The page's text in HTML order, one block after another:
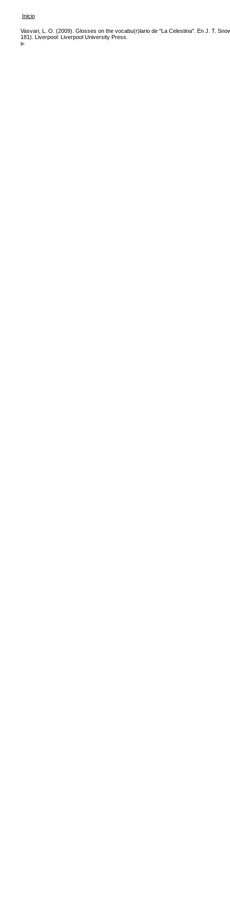
Inicio
Vasvari, L. O. (2009). Glosses on the vocabu(r)lario de "La Celestina". En J. T.
181). Liverpool: Liverpool University Press.